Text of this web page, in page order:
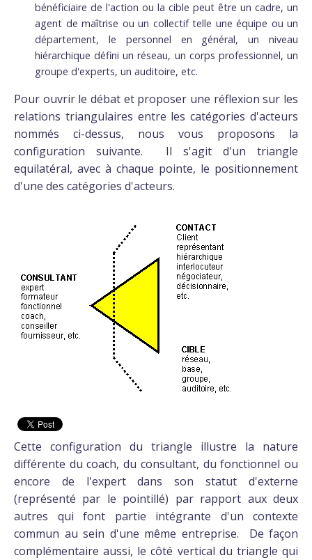
bénéficiaire de l'action ou la cible peut être un cadre, un
agent de maîtrise ou un collectif telle une équipe ou un
département, le personnel en général, un niveau
hiérarchique défini un réseau, un corps professionnel, un
groupe d'experts, un auditoire, etc.
Pour ouvrir le débat et proposer une réflexion sur les
relations triangulaires entre les catégories d'acteurs
nommés ci-dessus, nous vous proposons la
configuration suivante. Il s'agit d'un triangle
equilatéral, avec à chaque pointe, le positionnement
d'une des catégories d'acteurs.
Cette configuration du triangle illustre la nature
différente du coach, du consultant, du fonctionnel ou
encore de l'expert dans son statut d'externe
(représenté par le pointillé) par rapport aux deux
autres qui font partie intégrante d'un contexte
commun au sein d'une même entreprise. De façon
complémentaire aussi, le côté vertical du triangle qui